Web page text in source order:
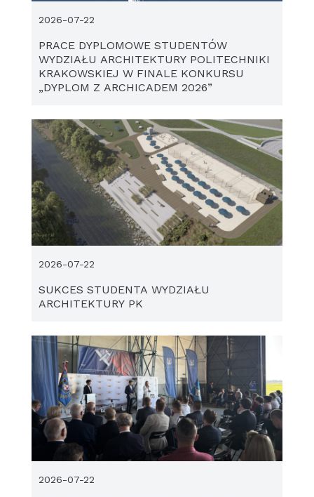
PRACE DYPLOMOWE STUDENTÓW
WYDZIAŁU ARCHITEKTURY POLITECHNIKI
KRAKOWSKIEJ W FINALE KONKURSU
„DYPLOM Z ARCHICADEM 2026”
2026-07-22
SUKCES STUDENTA WYDZIAŁU
ARCHITEKTURY PK
2026-07-22
2026-07-22